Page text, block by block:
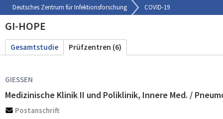
Deutsches Zentrum für Infektionsforschung COVID-19
GI-HOPE
Gesamtstudie Prüfzentren (6)
GIESSEN
Medizinische Klinik II und Poliklinik, Innere Med. /
Postanschrift